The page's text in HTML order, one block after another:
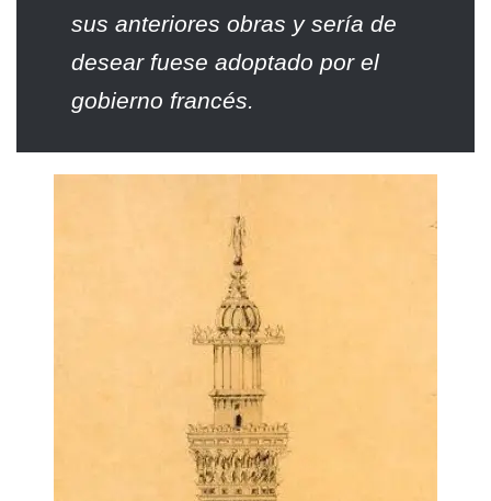
sus anteriores obras y sería de
desear fuese adoptado por el
gobierno francés.